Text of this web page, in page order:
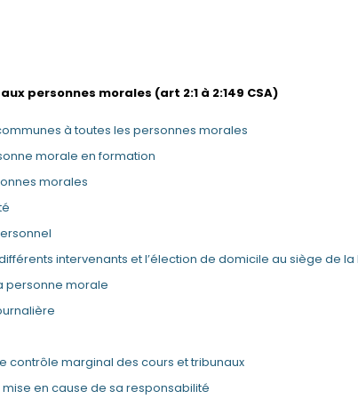
personnes morales (art 2:1 à 2:149 CSA)
à toutes les personnes morales
morale en formation
morales
intervenants et l’élection de domicile au siège de la
personne morale
contrôle marginal des cours et tribunaux
mise en cause de sa responsabilité